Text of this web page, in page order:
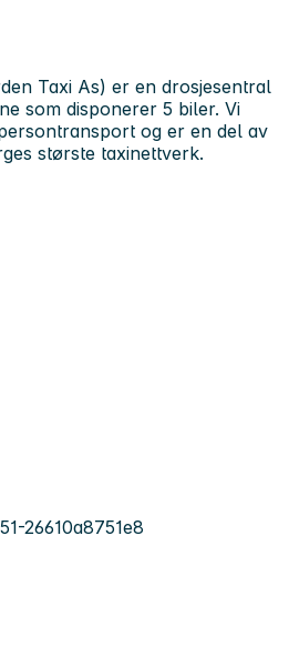
Taxi As) er en drosjesentral
som disponerer 5 biler. Vi
og er en del av
største taxinettverk.
26610a8751e8